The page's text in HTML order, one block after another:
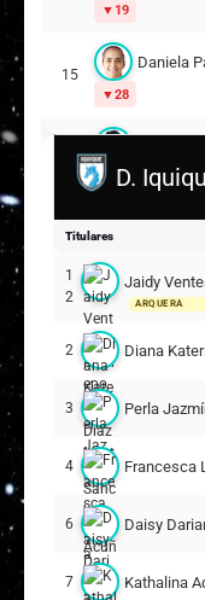
19
15
Daniela
28
Suplentes
1 Oriana
2 Gabriela
Emma
D.
Titulares
1
2
Jaidy
ARQUERA
2 Diana
3 Perla
4 Francesca
6 Daisy
7 Kathalina